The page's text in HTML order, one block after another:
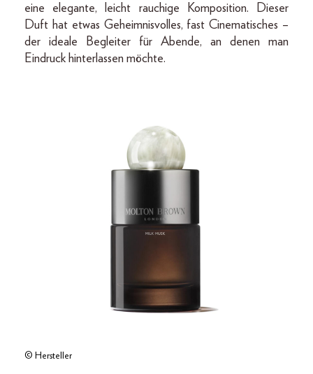
eine elegante, leicht rauchige Komposition. Dieser
Duft hat etwas Geheimnisvolles, fast Cinematisches –
der ideale Begleiter für Abende, an denen man
Eindruck hinterlassen möchte.
© Hersteller